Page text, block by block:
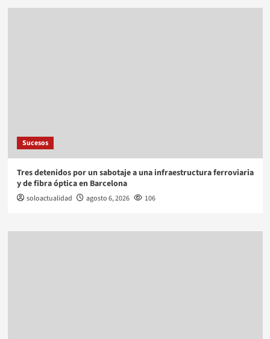
Sucesos
Tres detenidos por un sabotaje a una infraestructura ferroviaria
y de fibra óptica en Barcelona
soloactualidad agosto 6, 2026 106